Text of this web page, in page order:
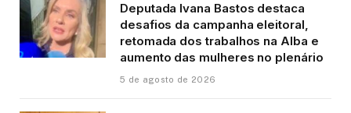
Deputada Ivana Bastos destaca
desafios da campanha eleitoral,
retomada dos trabalhos na Alba e
aumento das mulheres no plenário
5 de agosto de 2026